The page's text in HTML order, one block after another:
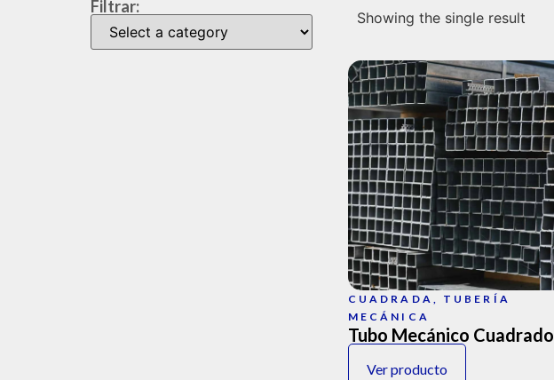
Filtrar:
Showing the single result
CUADRADA
TUBERÍA
MECÁNICA
Tubo Mecánico Cuadrado
Ver producto